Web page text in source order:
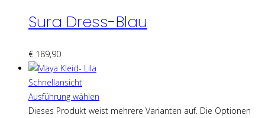
Sura Dress-Blau
€ 189,90
Schnellansicht
Ausführung wählen
Dieses Produkt weist mehrere Varianten auf. Die Optionen